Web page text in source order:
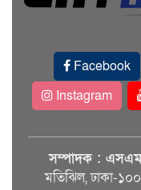
Facebook
Instagram
সম্পাদক :
মতিঝিল, ঢাকা-